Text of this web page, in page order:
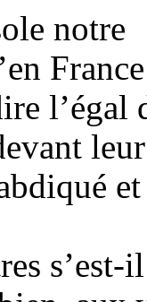
notre
l’égal
et
s’est-il